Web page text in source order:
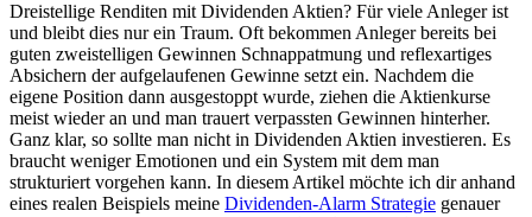
Dreistellige Renditen mit Dividenden Aktien? Für viele Anleger ist
und bleibt dies nur ein Traum. Oft bekommen Anleger bereits bei
guten zweistelligen Gewinnen Schnappatmung und reflexartiges
Absichern der aufgelaufenen Gewinne setzt ein. Nachdem die
eigene Position dann ausgestoppt wurde, ziehen die Aktienkurse
meist wieder an und man trauert verpassten Gewinnen hinterher.
Ganz klar, so sollte man nicht in Dividenden Aktien investieren. Es
braucht weniger Emotionen und ein System mit dem man
strukturiert vorgehen kann. In diesem Artikel möchte ich dir anhand
eines realen Beispiels meine Dividenden-Alarm Strategie genauer